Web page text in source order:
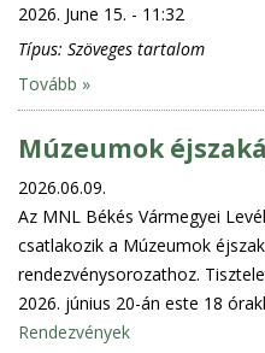
2026. June 15. - 11:32
Típus: Szöveges tartalom
Tovább »
Múzeumok
2026.06.09.
Az MNL Békés Vármegyei
csatlakozik a Múzeumok
rendezvénysorozathoz.
2026. június 20-án este 18
Rendezvények